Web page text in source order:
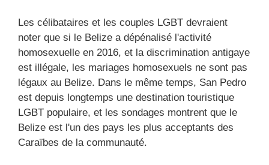
Les célibataires et les couples LGBT devraient
noter que si le Belize a dépénalisé l'activité
homosexuelle en 2016, et la discrimination antigaye
est illégale, les mariages homosexuels ne sont pas
légaux au Belize. Dans le même temps, San Pedro
est depuis longtemps une destination touristique
LGBT populaire, et les sondages montrent que le
Belize est l'un des pays les plus acceptants des
Caraïbes de la communauté.